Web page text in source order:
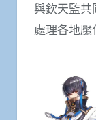
與欽天監共
處理各地魘